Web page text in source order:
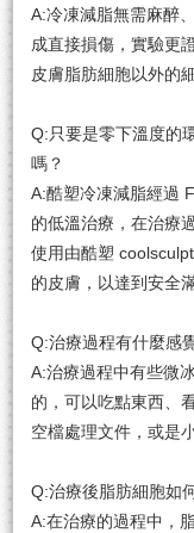
A:冷凍減脂無需麻醉
成直接損傷，實驗更
⽪膚脂肪細胞以外的
Q:只要是零下溫度的
嗎？
A:酷塑冷凍減脂經過
的低溫治療，在治療
使⽤由酷塑
的⽪膚，以達到安全
Q:治療過程有什麼感
A:治療過程中有些微
的，可以吃點東西、
空檔處理⽂件，或是
Q:治療後脂肪細胞如
A:在治療的過程中，